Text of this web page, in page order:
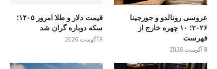
عروسی رونالدو و جورجینا
۲۰۲۶؛ ۱۰ چهره خارج از
فهرست
8 آگوست 2026
قیمت دلار و طلا امروز ۱۴۰۵؛
سکه دوباره گران شد
8 آگوست 2026